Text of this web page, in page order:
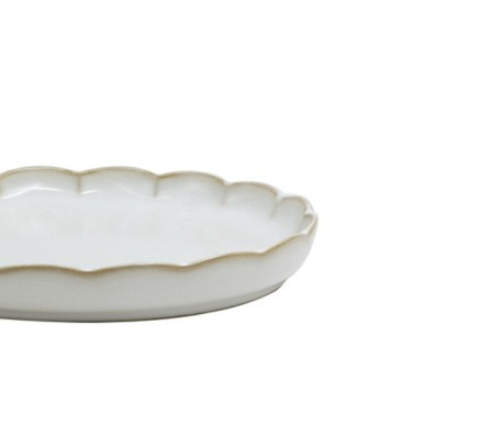
Набор тарелок with bite, D15 см, 2 шт. (73314)